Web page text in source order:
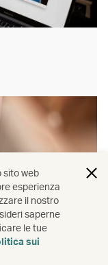
sito web
esperienza
il nostro
saperne
le tue
sui